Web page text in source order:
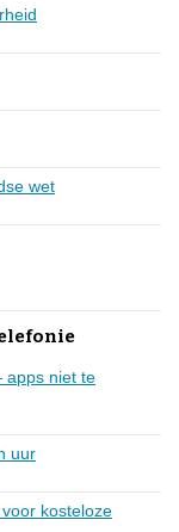
wet
apps niet te
uur
kosteloze